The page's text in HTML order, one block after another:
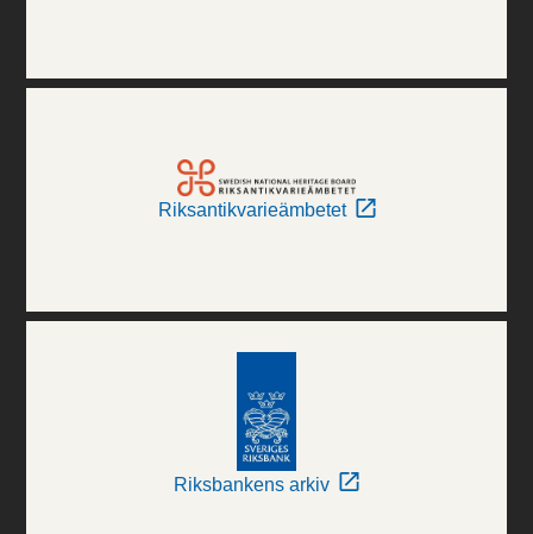
Riksantikvarieämbetet
Riksbankens arkiv